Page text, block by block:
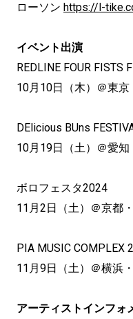
ローソン https://l-
イベント出演
REDLINE FOUR FISTS
10月10日（木）＠東京
DElicious BUns
10月19日（土）＠愛
ボロフェスタ2024
11月2日（土）＠京都
PIA MUSIC COMPLEX
11月9日（土）＠横浜
アーティストインフォ